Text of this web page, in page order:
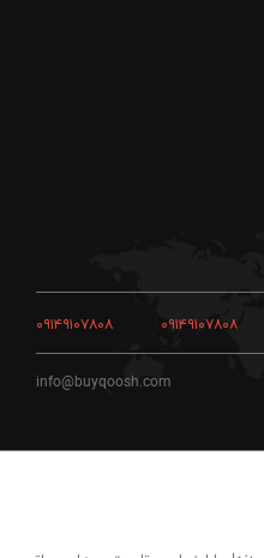
۰۹۱۴۹۱۰۷۸۰۸ ۰۹۱۴۹۱۰۷۸۰۸
info@buyqoosh.com